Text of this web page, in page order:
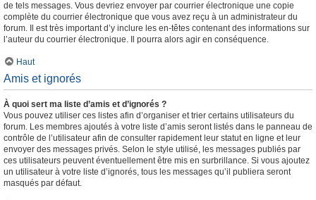
de tels messages. Vous devriez envoyer par courrier électronique une copie
complète du courrier électronique que vous avez reçu à un administrateur du
forum. Il est très important d’y inclure les en-têtes contenant des informations sur
l’auteur du courrier électronique. Il pourra alors agir en conséquence.
Haut
Amis et ignorés
À quoi sert ma liste d’amis et d’ignorés ?
Vous pouvez utiliser ces listes afin d’organiser et trier certains utilisateurs du
forum. Les membres ajoutés à votre liste d’amis seront listés dans le panneau de
contrôle de l’utilisateur afin de consulter rapidement leur statut en ligne et leur
envoyer des messages privés. Selon le style utilisé, les messages publiés par
ces utilisateurs peuvent éventuellement être mis en surbrillance. Si vous ajoutez
un utilisateur à votre liste d’ignorés, tous les messages qu’il publiera seront
masqués par défaut.